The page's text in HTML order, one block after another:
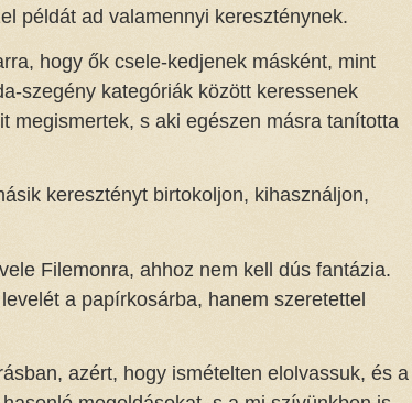
példát ad valamennyi kereszténynek.
hogy ők csele-kedjenek másként, mint
szegény kategóriák között keressenek
megismertek, s aki egészen másra tanította
keresztényt birtokoljon, kihasználjon,
Filemonra, ahhoz nem kell dús fantázia.
a papírkosárba, hanem szeretettel
azért, hogy ismételten elolvassuk, és a